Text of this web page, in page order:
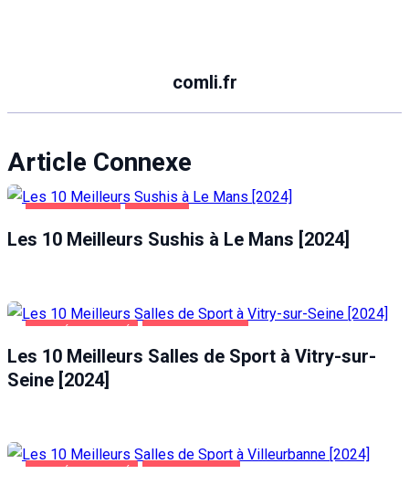
comli.fr
Article Connexe
Les 10 Meilleurs Sushis à Le Mans [2024]
Les 10 Meilleurs Salles de Sport à Vitry-sur-
Seine [2024]